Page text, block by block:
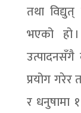
तथा
भएको हो
उत्पादनसँगै
प्रयोग गरेर
र धनुषामा